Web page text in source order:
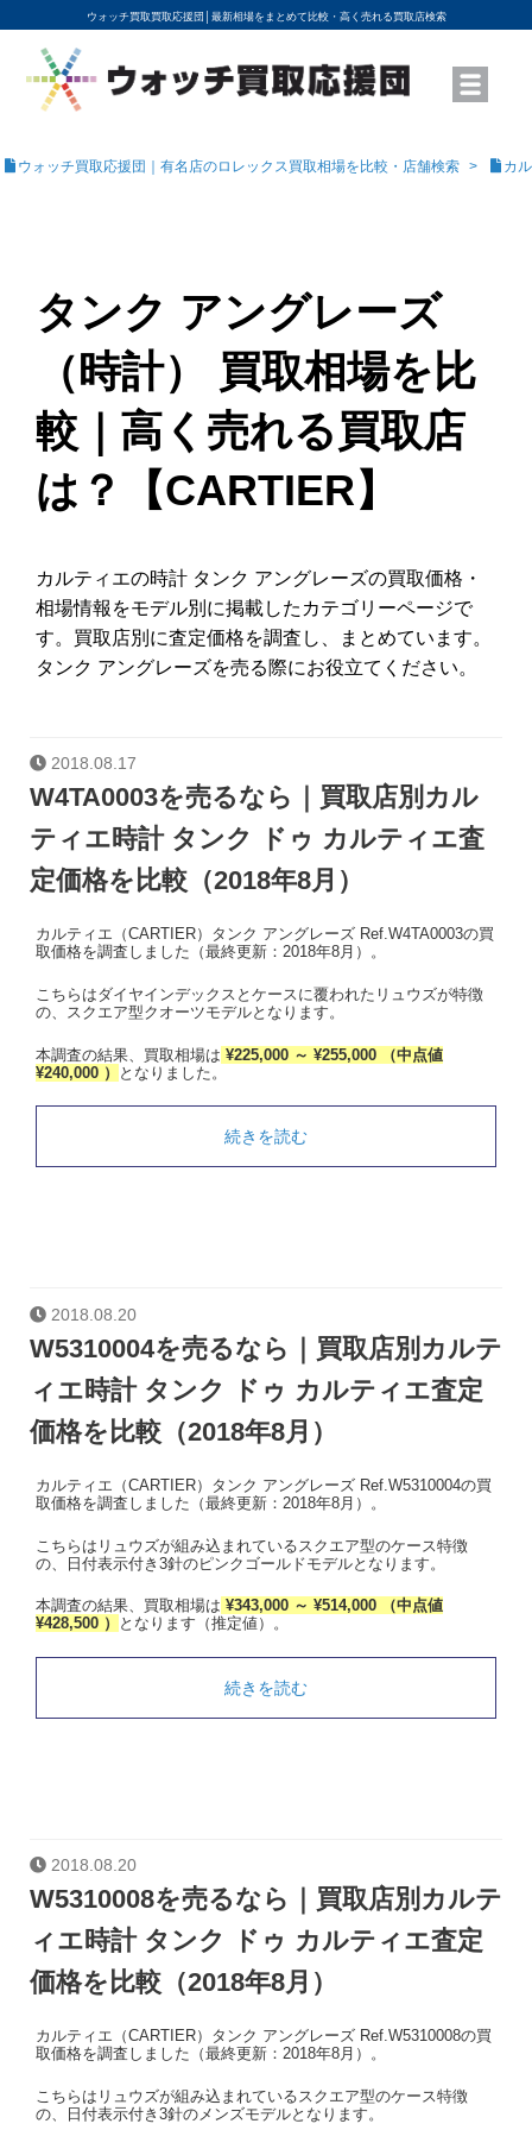
ウォッチ買取買取応援団│ 最新相場をまとめて比較・高く売れる買取店検索
YouTubeで動画を公開中
ROLEXモデル名から買取相場を調べる
高級時計ブランド名から買取相場を調べる
地域から買取店を探す
店舗名から買取店を探す
ブランド時計を高く売る方法
買取査定を依頼する
ウォッチ買取応援団｜有名店のロレックス買取相場を比較・店舗検索 カ
タンク アングレーズ
（時計） 買取相場を比
較｜高く売れる買取店
は？【CARTIER】
カルティエの時計 タンク アングレーズの買取価格・
相場情報をモデル別に掲載したカテゴリーページで
す。買取店別に査定価格を調査し、まとめています。
タンク アングレーズを売る際にお役立てください。
2018.08.17
W4TA0003を売るなら｜買取店別カル
ティエ時計 タンク ドゥ カルティエ査
定価格を比較（2018年8月）
カルティエ（CARTIER）タンク アングレーズ Ref.W4TA0003の買
取価格を調査しました（最終更新：2018年8月）。
こちらはダイヤインデックスとケースに覆われたリュウズが特徴
の、スクエア型クオーツモデルとなります。
本調査の結果、買取相場は ¥225,000 ～ ¥255,000 （中点値
¥240,000 ）
となりました。
続きを読む
2018.08.20
W5310004を売るなら｜買取店別カルテ
ィエ時計 タンク ドゥ カルティエ査定
価格を比較（2018年8月）
カルティエ（CARTIER）タンク アングレーズ Ref.W5310004の買
取価格を調査しました（最終更新：2018年8月）。
こちらはリュウズが組み込まれているスクエア型のケース特徴
の、日付表示付き3針のピンクゴールドモデルとなります。
本調査の結果、買取相場は ¥343,000 ～ ¥514,000 （中点値
¥428,500 ）
となります（推定値）。
続きを読む
2018.08.20
W5310008を売るなら｜買取店別カルテ
ィエ時計 タンク ドゥ カルティエ査定
価格を比較（2018年8月）
カルティエ（CARTIER）タンク アングレーズ Ref.W5310008の買
取価格を調査しました（最終更新：2018年8月）。
こちらはリュウズが組み込まれているスクエア型のケース特徴
の、日付表示付き3針のメンズモデルとなります。